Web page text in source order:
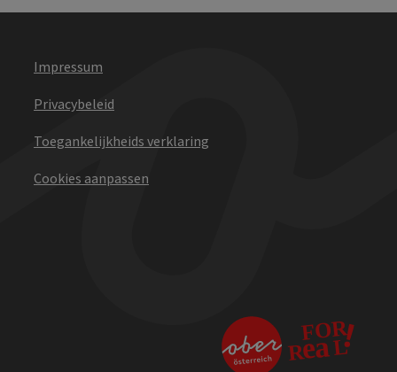
Impressum
Privacybeleid
Toegankelijkheids verklaring
Cookies aanpassen